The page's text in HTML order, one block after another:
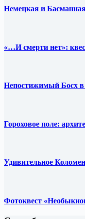
Немецкая и
«…И смерти нет»:
Непостижимый Босх в
Гороховое поле:
Удивительное
Фотоквест